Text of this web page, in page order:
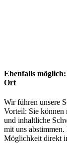
Ebenfalls
Ort
Wir führen unsere
Vorteil: Sie können
und inhaltliche
mit uns
Möglichkeit direkt